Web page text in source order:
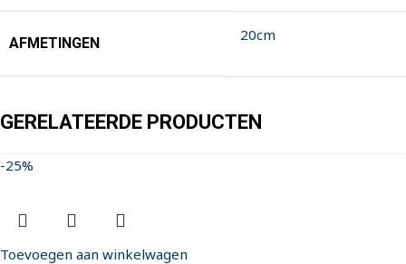
AFMETINGEN 20cm
GERELATEERDE PRODUCTEN
-25%
Toevoegen aan winkelwagen